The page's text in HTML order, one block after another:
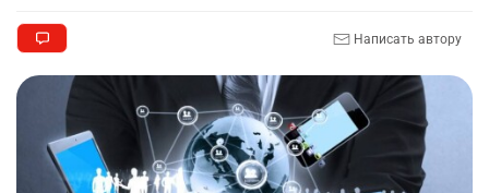
Написать автору